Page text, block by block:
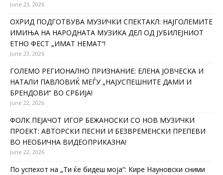
June 23, 2026
ОХРИД ПОДГОТВУВА МУЗИЧКИ СПЕКТАКЛ: НАЈГОЛЕМИТЕ
ИМИЊА НА НАРОДНАТА МУЗИКА ДЕЛ ОД ЈУБИЛЕЈНИОТ
ЕТНО ФЕСТ „ИМАТ НЕМАТ“!
June 23, 2026
ГОЛЕМО РЕГИОНАЛНО ПРИЗНАНИЕ: ЕЛЕНА ЈОВЧЕСКА И
НАТАЛИ ПАВЛОВИЌ МЕЃУ „НАЈУСПЕШНИТЕ ДАМИ И
БРЕНДОВИ“ ВО СРБИЈА!
June 22, 2026
ФОЛК ПЕЈАЧОТ ИГОР БЕЖАНОСКИ СО НОВ МУЗИЧКИ
ПРОЕКТ: АВТОРСКИ ПЕСНИ И БЕЗВРЕМЕНСКИ ПРЕПЕВИ
ВО НЕОБИЧНА ВИДЕОПРИКАЗНА!
June 22, 2026
По успехот на „Ти ќе бидеш моја“: Кире Науновски сними